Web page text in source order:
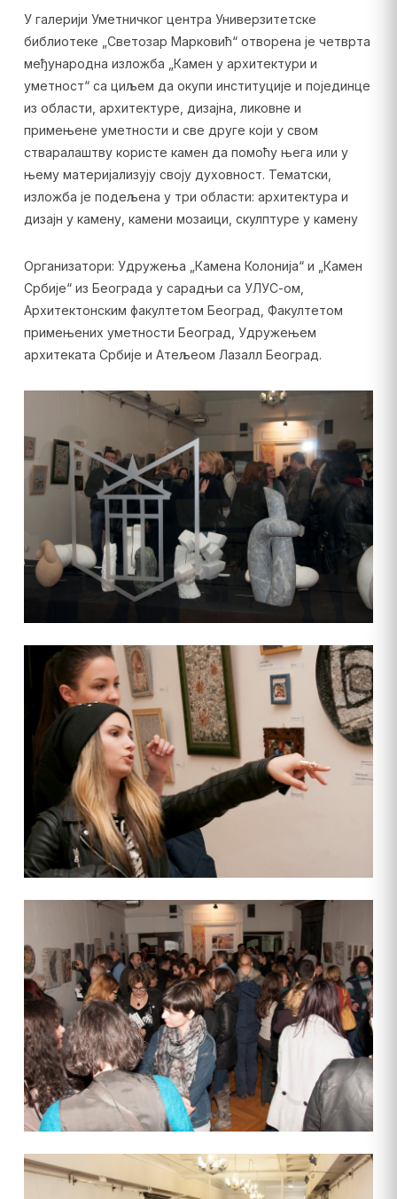
У галерији Уметничког центра Универзитетске
библиотеке „Светозар Марковић“ отворена је четврта
међународна изложба „Камен у архитектури и
уметност“ са циљем да окупи институције и појединце
из области, архитектуре, дизајна, ликовне и
примењене уметности и све друге који у свом
стваралаштву користе камен да помоћу њега или у
њему материјализују своју духовност. Тематски,
изложба је подељена у три области: архитектура и
дизајн у камену, камени мозаици, скулптуре у камену
Организатори: Удружења „Камена Колонија“ и „Камен
Србије“ из Београда у сарадњи са УЛУС-ом,
Архитектонским факултетом Београд, Факултетом
примењених уметности Београд, Удружењем
архитеката Србије и Атељеом Лазалл Београд.